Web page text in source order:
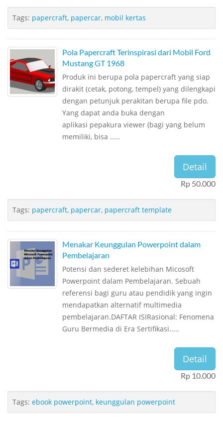
Tags: papercraft, papercar, mobil kertas
Pola Papercraft Terinspirasi dari Mobil Ford
Mustang GT 1968
Produk ini berupa pola papercraft yang siap
dirakit (cetak, potong, tempel) yang dilengkapi
dengan petunjuk perakitan berupa file pdo.
Yang dapat anda buka dengan
aplikasi pepakura viewer (bagi yang belum
memiliki, bisa .....
Detail
Rp 50.000
Tags: papercraft, papercar, papercraft template
Menakar Keunggulan Powerpoint dalam
Pembelajaran
Potensi dan sederet kelebihan Micosoft
Powerpoint dalam Pembelajaran. Sebuah
referensi bagi guru atau pendidik yang ingin
mendapatkan alternatif multimedia
pembelajaran.DAFTAR ISIRasional: Fenomena
Guru Bermedia di Era Sertifikasi.....
Detail
Rp 10.000
Tags: ebook powerpoint, keunggulan powerpoint